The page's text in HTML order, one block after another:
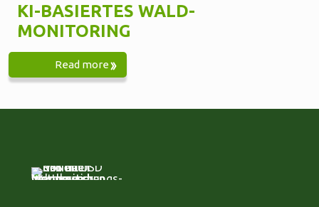
KI-BASIERTES WALD-
MONITORING
Read more